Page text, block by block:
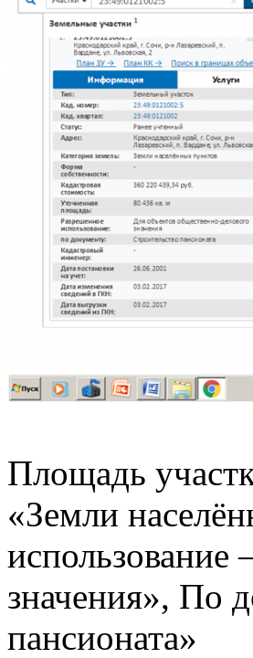
Площадь
«Земли
значения», По
пансионата»